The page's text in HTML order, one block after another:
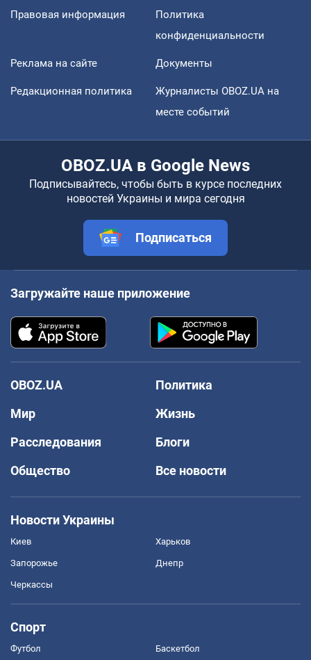
Правовая информация
Политика
конфиденциальности
Реклама на сайте Документы
Редакционная политика
Журналисты OBOZ.UA на
месте событий
OBOZ.UA в Google News
Подписывайтесь, чтобы быть в курсе последних
новостей Украины и мира сегодня
Подписаться
Загружайте наше приложение
OBOZ.UA
Политика
Мир
Жизнь
Расследования
Блоги
Общество
Все новости
Новости Украины
Киев Харьков
Запорожье Днепр
Черкассы
Спорт
Футбол Баскетбол